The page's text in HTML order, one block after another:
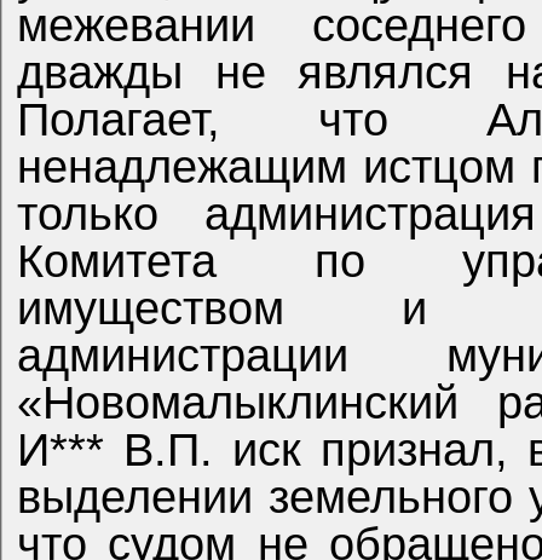
межевании
дважды не являлся
Полагает, что
ненадлежащим истцом
только
Комитета по
имуществом и
администрации
«Новомалыклинский
И*** В.П. иск признал,
выделении
что судом не